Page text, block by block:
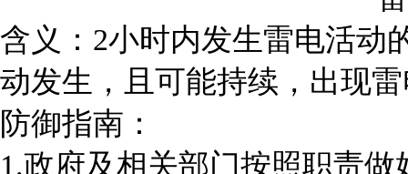
含义：2小时内发生雷电活动
动发生，且可能持续，出现
防御指南：
1.政府及相关部门按照职责